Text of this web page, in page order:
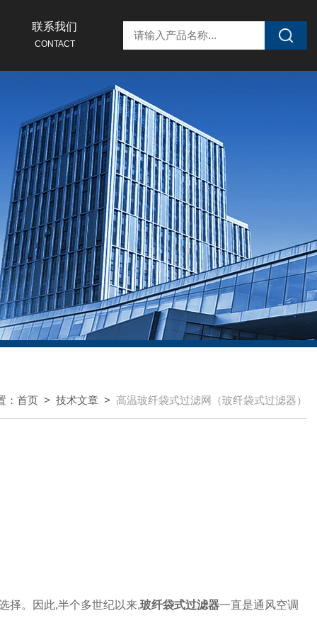
联系我们
CONTACT
： 首页 > 技术文章 > 高温玻纤袋式过滤网（玻纤袋式过滤器）
择。因此,半个多世纪以来,玻纤袋式过滤器一直是通风空调